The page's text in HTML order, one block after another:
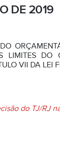
DE 2019
LIMITES DO
VII DA LEI
do TJ/RJ